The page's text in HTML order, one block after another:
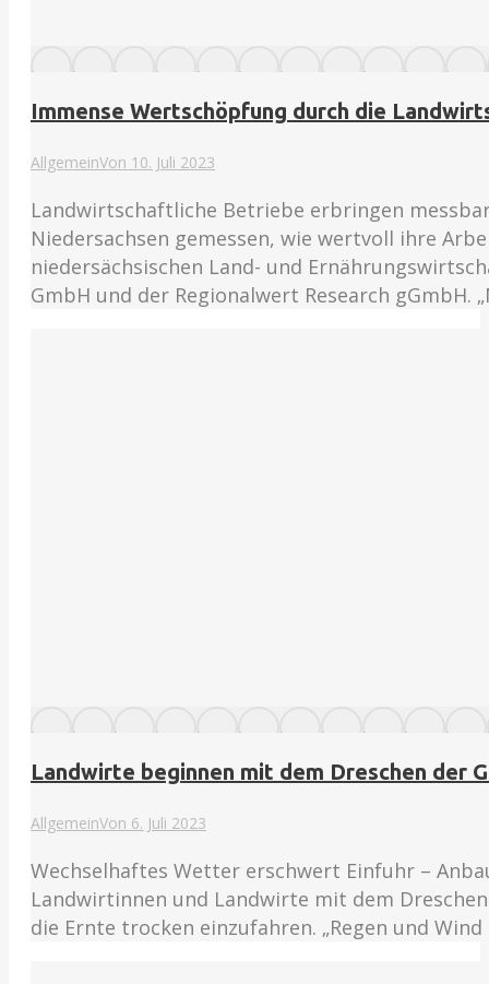
Immense Wertschöpfung durch die
AllgemeinVon 10. Juli 2023
Landwirtschaftliche Betriebe erbringen
Niedersachsen gemessen, wie wertvoll ihre
niedersächsischen Land- und
GmbH und der Regionalwert Research gGmbH.
Landwirte beginnen mit dem Dreschen der
AllgemeinVon 6. Juli 2023
Wechselhaftes Wetter erschwert Einfuhr –
Landwirtinnen und Landwirte mit dem
die Ernte trocken einzufahren. „Regen und